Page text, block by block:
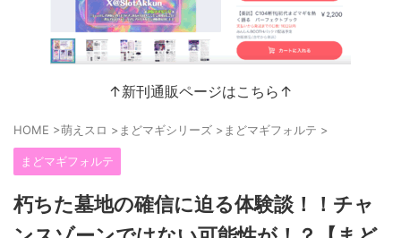
↑新刊通販ページはこちら↑
HOME >萌えスロ > まどマギシリーズ > まどマギフォルテ >
まどマギフォルテ
朽ちた墓地の確信に迫る体験談！！チャ